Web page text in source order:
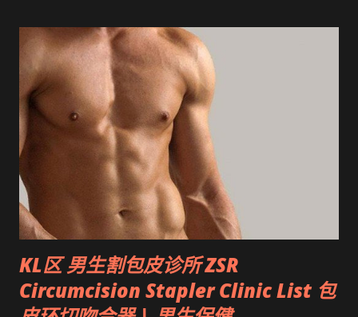
KL区 男生割包皮诊所 ZSR
Circumcision Stapler Clinic List 包